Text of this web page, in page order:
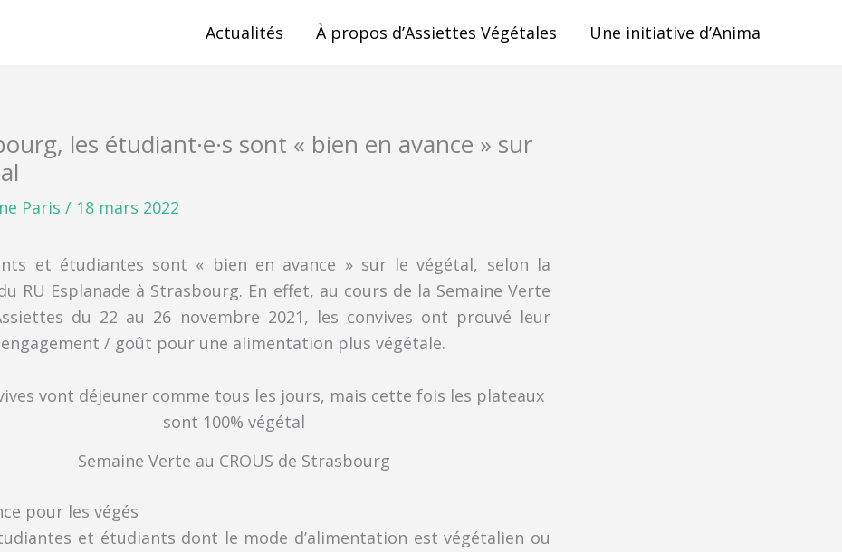
Actualités À propos d’Assiettes Végétales Une initiative d’Anima
les étudiant·e·s sont « bien en avance » sur
Paris / 18 mars 2022
et étudiantes sont « bien en avance » sur le végétal, selon la
RU Esplanade à Strasbourg. En effet, au cours de la Semaine Verte
du 22 au 26 novembre 2021, les convives ont prouvé leur
/ goût pour une alimentation plus végétale.
Semaine Verte au CROUS de Strasbourg
pour les végés
et étudiants dont le mode d’alimentation est végétalien ou